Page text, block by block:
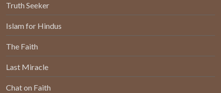
Truth Seeker
Islam for Hindus
The Faith
Last Miracle
Chat on Faith